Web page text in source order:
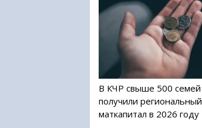
В КЧР свыше 500 семей
получили региональный
маткапитал в 2026 году